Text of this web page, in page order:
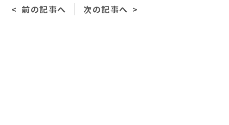
前の記事へ 次の記事へ